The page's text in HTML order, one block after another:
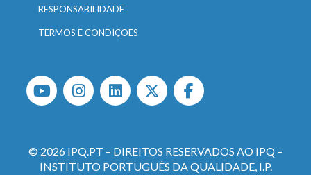
RESPONSABILIDADE
TERMOS E CONDIÇÕES
© 2026 IPQ.PT – DIREITOS RESERVADOS AO IPQ –
INSTITUTO PORTUGUÊS DA QUALIDADE, I.P.